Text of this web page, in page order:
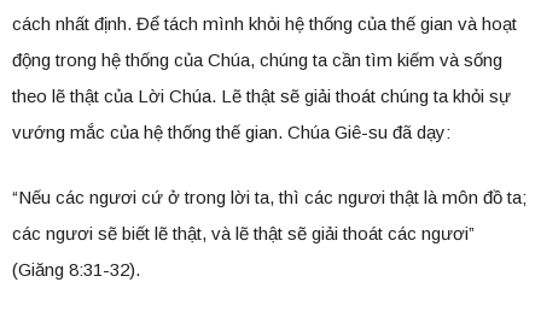
cách nhất định. Để tách mình khỏi hệ thống của thế gian và hoạt
động trong hệ thống của Chúa, chúng ta cần tìm kiếm và sống
theo lẽ thật của Lời Chúa. Lẽ thật sẽ giải thoát chúng ta khỏi sự
vướng mắc của hệ thống thế gian. Chúa Giê-su đã dạy:
“Nếu các ngươi cứ ở trong lời ta, thì các ngươi thật là môn đồ ta;
các ngươi sẽ biết lẽ thật, và lẽ thật sẽ giải thoát các ngươi”
(Giăng 8:31-32).